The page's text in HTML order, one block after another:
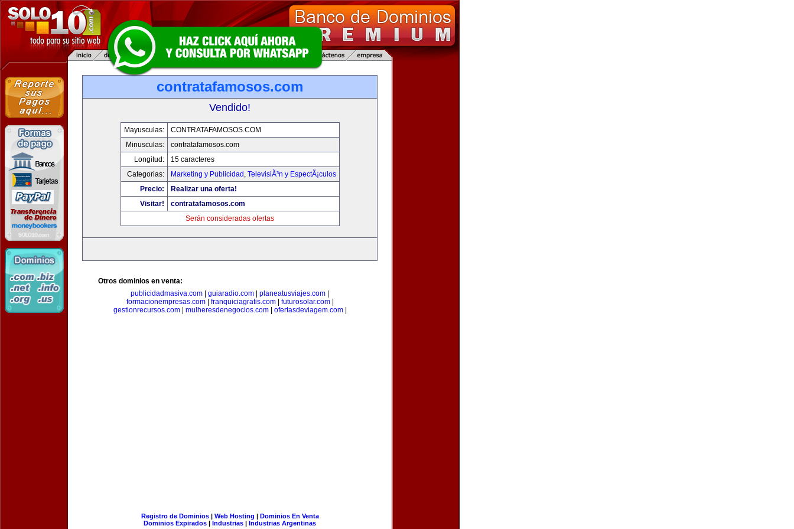
contratafamosos.com
Vendido!
Mayusculas:
CONTRATAFAMOSOS.COM
Minusculas:
contratafamosos.com
Longitud:
15 caracteres
Categorias:
Marketing y Publicidad , TelevisiÃ³n y EspectÃ¡culos
Precio:
Realizar una oferta!
Visitar!
contratafamosos.com
Serán consideradas ofertas
Otros dominios en venta:
publicidadmasiva.com
guiaradio.com planeatusviajes.com
formacionempresas.com| franquiciagratis.com| futurosolar.com|
gestionrecursos.com| mulheresdenegocios.com| ofertasdeviagem.com|
Registro de Dominios| Web Hosting | Dominios En Venta
Dominios Expirados | Industrias | Industrias Argentinas